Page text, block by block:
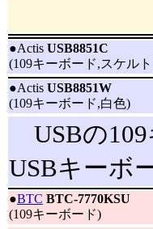
●Actis USB8851C
(109キーボード,スケル
●Actis USB8851W
(109キーボード,白色)
USBの109
USBキーボ
●BTC BTC-7770KSU
(109キーボード)